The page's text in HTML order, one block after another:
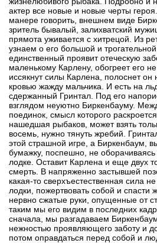
актер все новые и новые черты
манере говорить, внешнем виде
зритель бывалый, залихватский
прямота уживается с хитрецой. Из
узнаем о его большой и
единственный проявит отеческую
маленькому Карлену, обогреет его не
иссякнут силы Карлена, полоснет он
кровью жажду мальчика. И есть на
сдержанный Гринтал. Под его
взглядом неуютно Биркенбауму.
поединок, смысл которого
нашедшая рыбаков, может взять
восемь, нужно тянуть жребий.
этой страшной игре, а Биркенбаум,
бумажку, поспешно, не
лодке. Оставит Карлена и еще двух
смерть. В напряженно застывшей
какая-то сверхъестественная сила
лодки, пожертвовать собой и спасти
нервно сжатые руки, опущенные от
таким мы его видим в последних
сначала, мы разгадаваем
нежностью проявляющего заботу и
потом оправдаться перед собой и